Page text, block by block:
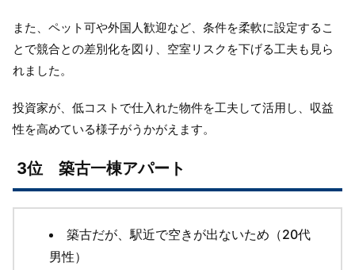
また、ペット可や外国人歓迎など、条件を柔軟に設定するこ
とで競合との差別化を図り、空室リスクを下げる工夫も見ら
れました。
投資家が、低コストで仕入れた物件を工夫して活用し、収益
性を高めている様子がうかがえます。
3位 築古一棟アパート
築古だが、駅近で空きが出ないため（20代
男性）